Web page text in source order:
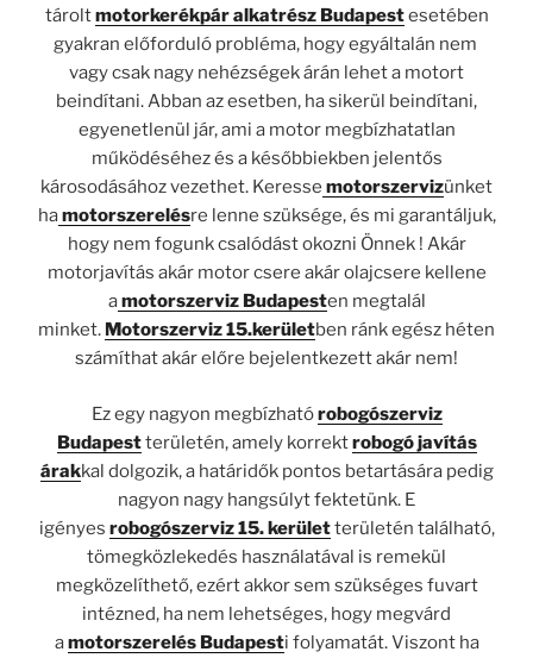
tároltmotorkerékpár alkatrész Budapestesetében
gyakran előforduló probléma, hogy egyáltalán nem
vagy csak nagy nehézségek árán lehet a motort
beindítani. Abban az esetben, ha sikerül beindítani,
egyenetlenül jár, ami a motor megbízhatatlan
működéséhez és a későbbiekben jelentős
károsodásához vezethet. Keresse motorszervizünket
hamotorszerelésre lenne szüksége, és mi garantáljuk,
hogy nem fogunk csalódást okozni Önnek ! Akár
motorjavítás akár motor csere akár olajcsere kellene
amotorszerviz Budapesten megtalál
minket. Motorszerviz 15.kerületben ránk egész héten
számíthat akár előre bejelentkezett akár nem!
Ez egy nagyon megbízhatórobogószerviz
Budapestterületén, amely korrektrobogó javítás
árakkal dolgozik, a határidők pontos betartására pedig
nagyon nagy hangsúlyt fektetünk. E
igényes robogószerviz 15. kerületterületén található,
tömegközlekedés használatával is remekül
megközelíthető, ezért akkor sem szükséges fuvart
intézned, ha nem lehetséges, hogy megvárd
amotorszerelés Budapesti folyamatát. Viszont ha